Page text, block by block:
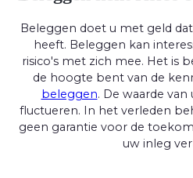
Beleggen doet u met geld
heeft. Beleggen kan
risico's met zich mee. Het is
de hoogte bent van de
beleggen. De waarde
fluctueren. In het verleden
geen garantie voor de
uw inleg